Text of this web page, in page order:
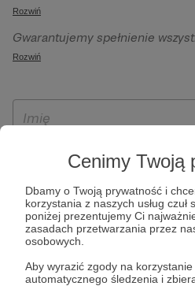
Cenimy Twoją
Dbamy o Twoją prywatność i
korzystania z naszych usług
poniżej prezentujemy Ci
zasadach przetwarzania przez
osobowych.
Aby wyrazić zgody na
automatycznego śledzenia i
sp. z o.o. z siedziba w
092 Warszawa. Twoje dane
szczególności w celu wykonania
Patronite.pl, w tym możliwości
otrzymywania wsparcia na
Rozwiń
Gwarantujemy spełnienie
wynikających z ogólnego
ich przenoszenia, niepodlegania
wyrażenia sprzeciwu wobec
osobowych. Rejestracja dla
jest po przekazaniu
założenie konta przez osobę
dostępny jest na stronie
Rozwiń